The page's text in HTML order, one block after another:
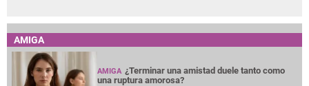
AMIGA
AMIGA ¿Terminar una amistad duele tanto como
una ruptura amorosa?